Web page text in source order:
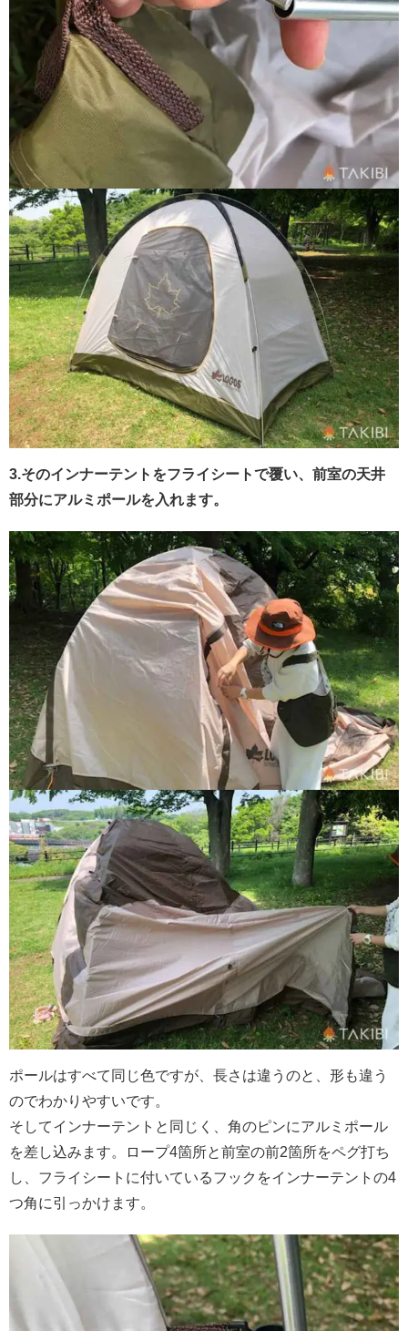
3.そのインナーテントをフライシートで覆い、前室の天井
部分にアルミポールを入れます。
ポールはすべて同じ色ですが、長さは違うのと、形も違う
のでわかりやすいです。
そしてインナーテントと同じく、角のピンにアルミポール
を差し込みます。ロープ4箇所と前室の前2箇所をペグ打ち
し、フライシートに付いているフックをインナーテントの4
つ角に引っかけます。